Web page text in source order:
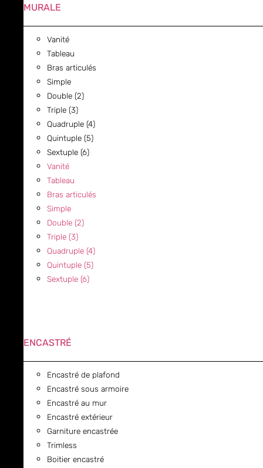
MURALE
Vanité
Tableau
Bras articulés
Simple
Double (2)
Triple (3)
Quadruple (4)
Quintuple (5)
Sextuple (6)
Vanité
Tableau
Bras articulés
Simple
Double (2)
Triple (3)
Quadruple (4)
Quintuple (5)
Sextuple (6)
ENCASTRÉ
Encastré de plafond
Encastré sous armoire
Encastré au mur
Encastré extérieur
Garniture encastrée
Trimless
Boitier encastré